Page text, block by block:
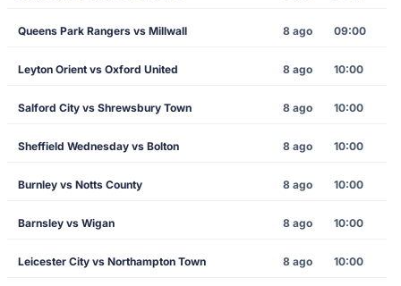
Queens Park Rangers vs Millwall 8 ago 09:00
Leyton Orient vs Oxford United 8 ago 10:00
Salford City vs Shrewsbury Town 8 ago 10:00
Sheffield Wednesday vs Bolton 8 ago 10:00
Burnley vs Notts County 8 ago 10:00
Barnsley vs Wigan 8 ago 10:00
Leicester City vs Northampton Town 8 ago 10:00